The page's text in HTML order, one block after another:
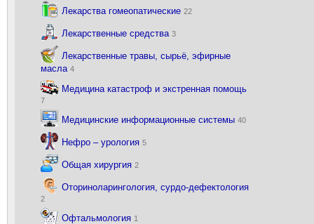
Лекарства гомеопатические 22
Лекарственные средства 3
Лекарственные травы, сырьё, эфирные
масла 4
Медицина катастроф и экстренная помощь
7
Медицинские информационные системы 40
Нефро – урология 5
Общая хирургия 2
Оториноларингология, сурдо-дефектология
2
Офтальмология 1